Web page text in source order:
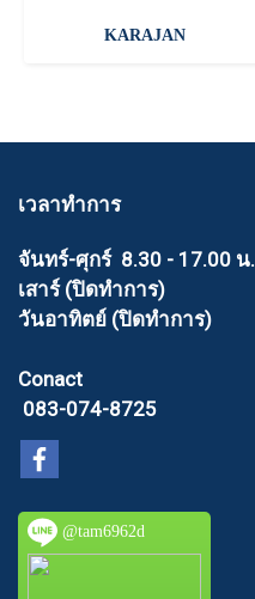
KARAJAN
เวลาทำการ
จันทร์-ศุกร์ 8.30 - 17.00 น.
เสาร์ (ปิดทำการ)
วันอาทิตย์ (ปิดทำการ)
Conact
083-074-8725
@tam6962d